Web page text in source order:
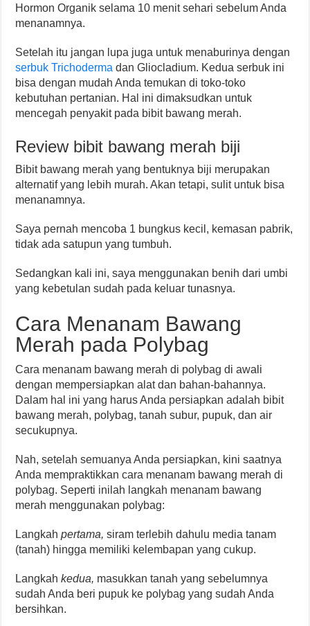
Hormon Organik selama 10 menit sehari sebelum Anda
menanamnya.
Setelah itu jangan lupa juga untuk menaburinya dengan
serbuk Trichoderma dan Gliocladium. Kedua serbuk ini
bisa dengan mudah Anda temukan di toko-toko
kebutuhan pertanian. Hal ini dimaksudkan untuk
mencegah penyakit pada bibit bawang merah.
Review bibit bawang merah biji
Bibit bawang merah yang bentuknya biji merupakan
alternatif yang lebih murah. Akan tetapi, sulit untuk bisa
menanamnya.
Saya pernah mencoba 1 bungkus kecil, kemasan pabrik,
tidak ada satupun yang tumbuh.
Sedangkan kali ini, saya menggunakan benih dari umbi
yang kebetulan sudah pada keluar tunasnya.
Cara Menanam Bawang
Merah pada Polybag
Cara menanam bawang merah di polybag di awali
dengan mempersiapkan alat dan bahan-bahannya.
Dalam hal ini yang harus Anda persiapkan adalah bibit
bawang merah, polybag, tanah subur, pupuk, dan air
secukupnya.
Nah, setelah semuanya Anda persiapkan, kini saatnya
Anda mempraktikkan cara menanam bawang merah di
polybag. Seperti inilah langkah menanam bawang
merah menggunakan polybag:
Langkahpertama,siram terlebih dahulu media tanam
(tanah) hingga memiliki kelembapan yang cukup.
Langkahkedua, masukkan tanah yang sebelumnya
sudah Anda beri pupuk ke polybag yang sudah Anda
bersihkan.